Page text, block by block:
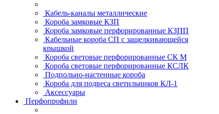
Кабель-каналы металлические
Короба замковые КЗП
Короба замковые перфорированные КЗПП
Кабельные короба СП с защелкивающейся
крышкой
Короба световые перфорированные СК М
Короба световые перфорированные КСЛК
Подпольно-настенные короба
Короба для подвеса светильников КЛ-1
Аксессуары
Перфопрофили